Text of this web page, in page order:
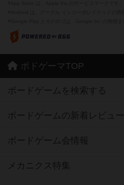
ボドゲーマTOP
ボードゲームを検索する
ボードゲームの新着レビュー
ボードゲーム会情報
メカニクス特集